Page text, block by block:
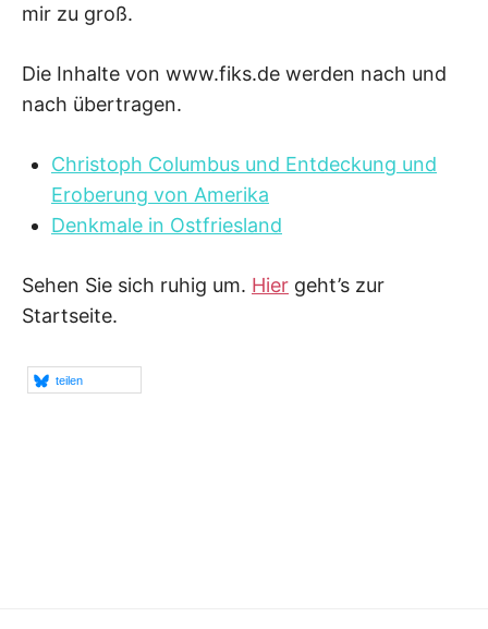
mir zu groß.
Die Inhalte von www.fiks.de werden nach und
nach übertragen.
Christoph Columbus und Entdeckung und
Eroberung von Amerika
Denkmale in Ostfriesland
Sehen Sie sich ruhig um. Hier geht’s zur
Startseite.
teilen